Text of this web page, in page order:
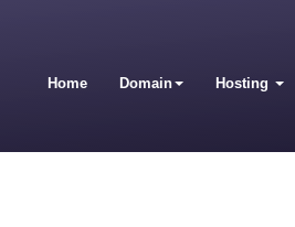
Home Domain Hosting